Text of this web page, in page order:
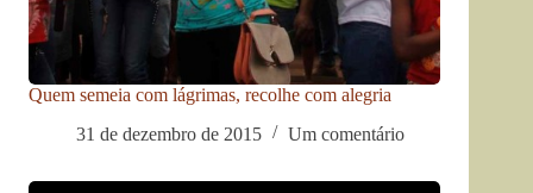
Quem semeia com lágrimas, recolhe com alegria
31 de dezembro de 2015
Um comentário